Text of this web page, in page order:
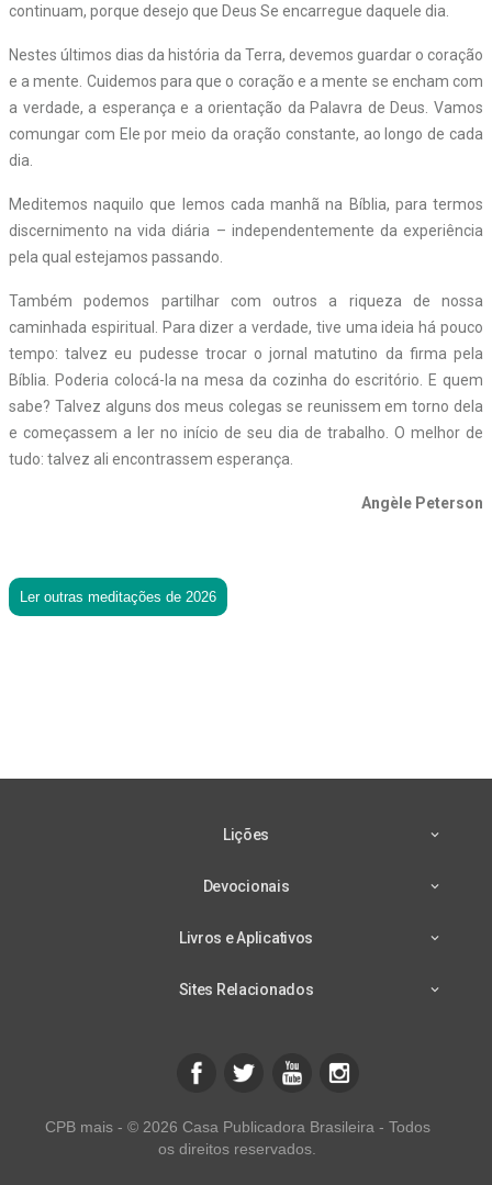
continuam, porque desejo que Deus Se encarregue daquele dia.
Nestes últimos dias da história da Terra, devemos guardar o coração
e a mente. Cuidemos para que o coração e a mente se encham com
a verdade, a esperança e a orientação da Palavra de Deus. Vamos
comungar com Ele por meio da oração constante, ao longo de cada
dia.
Meditemos naquilo que lemos cada manhã na Bíblia, para termos
discernimento na vida diária – independentemente da experiência
pela qual estejamos passando.
Também podemos partilhar com outros a riqueza de nossa
caminhada espiritual. Para dizer a verdade, tive uma ideia há pouco
tempo: talvez eu pudesse trocar o jornal matutino da firma pela
Bíblia. Poderia colocá-la na mesa da cozinha do escritório. E quem
sabe? Talvez alguns dos meus colegas se reunissem em torno dela
e começassem a ler no início de seu dia de trabalho. O melhor de
tudo: talvez ali encontrassem esperança.
Angèle Peterson
Ler outras meditações de 2026
Lições
Devocionais
Livros e Aplicativos
Sites Relacionados
CPB mais - © 2026 Casa Publicadora Brasileira - Todos
os direitos reservados.